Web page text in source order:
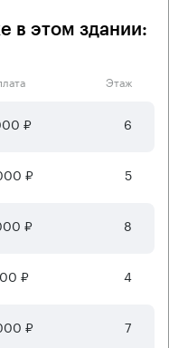
в этом здании:
Этаж
₽ 6
₽ 5
₽ 8
₽ 4
₽ 7